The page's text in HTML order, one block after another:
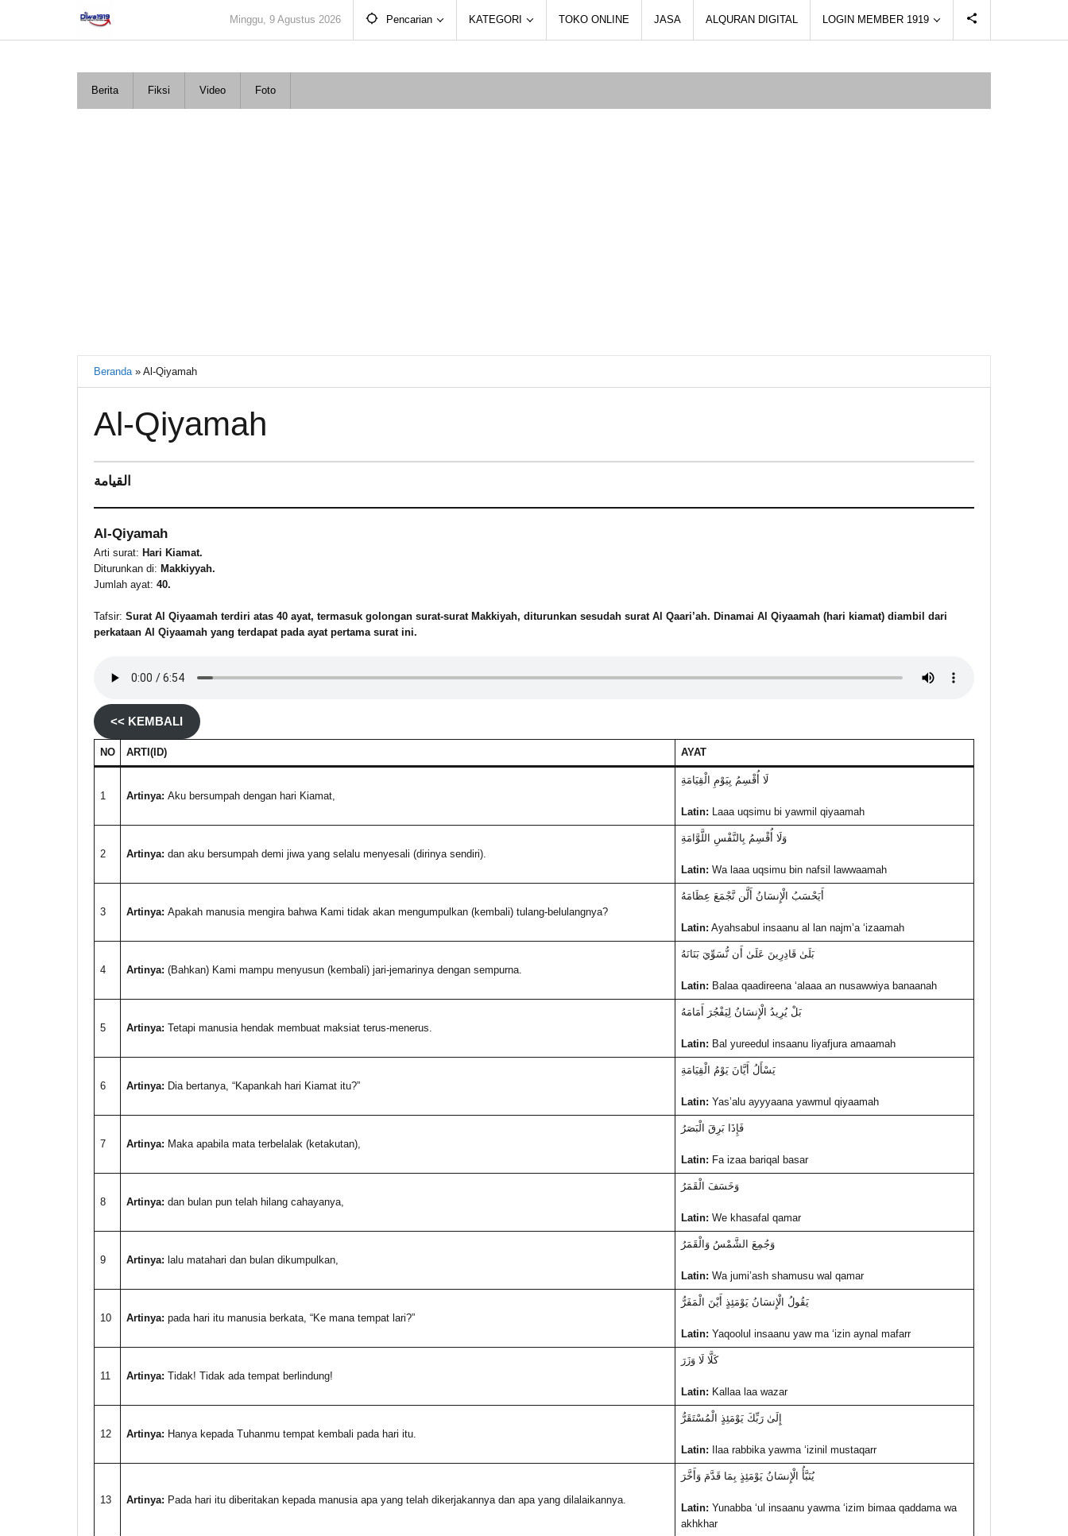
konten
Minggu, 9 Agustus 2026 Pencarian KATEGORI TOKO ONLINE JASA ALQURAN DIGITAL LOGIN MEMBER 1919
Berita Fiksi Video Foto
Beranda» Al-Qiyamah
Al-Qiyamah
15
2021
Warkasa
1919
القيامة
Al-Qiyamah
Arti surat: Hari Kiamat.
Diturunkan di: Makkiyyah.
Jumlah ayat: 40.
Tafsir: Surat Al Qiyaamah terdiri atas 40 ayat, termasuk golongan surat-surat Makkiyah, diturunkan sesudah surat Al Qaari’ah. Dinamai Al Qiyaamah (hari kiamat) diambil dari
perkataan Al Qiyaamah yang terdapat pada ayat pertama surat ini.
<< KEMBALI
NO ARTI(ID) AYAT
1 Artinya: Aku bersumpah dengan hari Kiamat,
لَا أُقْسِمُ بِيَوْمِ الْقِيَامَةِ
Latin: Laaa uqsimu bi yawmil qiyaamah
2 Artinya: dan aku bersumpah demi jiwa yang selalu menyesali (dirinya sendiri).
وَلَا أُقْسِمُ بِالنَّفْسِ اللَّوَّامَةِ
Latin: Wa laaa uqsimu bin nafsil lawwaamah
3 Artinya: Apakah manusia mengira bahwa Kami tidak akan mengumpulkan (kembali) tulang-belulangnya?
أَيَحْسَبُ الْإِنسَانُ أَلَّن نَّجْمَعَ عِظَامَهُ
Latin: Ayahsabul insaanu al lan najm’a ‘izaamah
4 Artinya: (Bahkan) Kami mampu menyusun (kembali) jari-jemarinya dengan sempurna.
بَلَىٰ قَادِرِينَ عَلَىٰ أَن نُّسَوِّيَ بَنَانَهُ
Latin: Balaa qaadireena ‘alaaa an nusawwiya banaanah
5 Artinya: Tetapi manusia hendak membuat maksiat terus-menerus.
بَلْ يُرِيدُ الْإِنسَانُ لِيَفْجُرَ أَمَامَهُ
Latin: Bal yureedul insaanu liyafjura amaamah
6 Artinya: Dia bertanya, “Kapankah hari Kiamat itu?”
يَسْأَلُ أَيَّانَ يَوْمُ الْقِيَامَةِ
Latin: Yas’alu ayyyaana yawmul qiyaamah
7 Artinya: Maka apabila mata terbelalak (ketakutan),
فَإِذَا بَرِقَ الْبَصَرُ
Latin: Fa izaa bariqal basar
8 Artinya: dan bulan pun telah hilang cahayanya,
وَخَسَفَ الْقَمَرُ
Latin: We khasafal qamar
9 Artinya: lalu matahari dan bulan dikumpulkan,
وَجُمِعَ الشَّمْسُ وَالْقَمَرُ
Latin: Wa jumi’ash shamusu wal qamar
10 Artinya: pada hari itu manusia berkata, “Ke mana tempat lari?”
يَقُولُ الْإِنسَانُ يَوْمَئِذٍ أَيْنَ الْمَفَرُّ
Latin: Yaqoolul insaanu yaw ma ‘izin aynal mafarr
11 Artinya: Tidak! Tidak ada tempat berlindung!
كَلَّا لَا وَزَرَ
Latin: Kallaa laa wazar
12 Artinya: Hanya kepada Tuhanmu tempat kembali pada hari itu.
إِلَىٰ رَبِّكَ يَوْمَئِذٍ الْمُسْتَقَرُّ
Latin: Ilaa rabbika yawma ‘izinil mustaqarr
13 Artinya: Pada hari itu diberitakan kepada manusia apa yang telah dikerjakannya dan apa yang dilalaikannya.
يُنَبَّأُ الْإِنسَانُ يَوْمَئِذٍ بِمَا قَدَّمَ وَأَخَّرَ
Latin: Yunabba ‘ul insaanu yawma ‘izim bimaa qaddama wa
akhkhar